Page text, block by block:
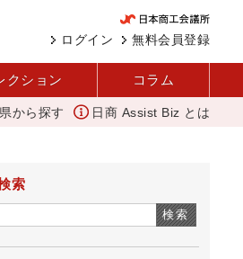
無料会員登録
ログイン
クション コラム
済の再出発 小林会頭 所信全文
から探す 日商 Assist Biz とは
索
検索